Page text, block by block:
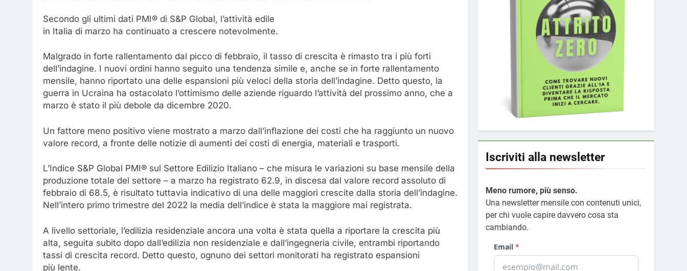
Secondo gli ultimi dati PMI® di S&P Global, l’attività edile
in Italia di marzo ha continuato a crescere notevolmente.
Malgrado in forte rallentamento dal picco di febbraio, il tasso di crescita è rimasto tra i più forti
dell’indagine. I nuovi ordini hanno seguito una tendenza simile e, anche se in forte rallentamento
mensile, hanno riportato una delle espansioni più veloci della storia dell’indagine. Detto questo, la
guerra in Ucraina ha ostacolato l’ottimismo delle aziende riguardo l’attività del prossimo anno, che a
marzo è stato il più debole da dicembre 2020.
Un fattore meno positivo viene mostrato a marzo dall’inflazione dei costi che ha raggiunto un nuovo
valore record, a fronte delle notizie di aumenti dei costi di energia, materiali e trasporti.
L’Indice S&P Global PMI® sul Settore Edilizio Italiano – che misura le variazioni su base mensile della
produzione totale del settore – a marzo ha registrato 62.9, in discesa dal valore record assoluto di
febbraio di 68.5, è risultato tuttavia indicativo di una delle maggiori crescite dalla storia dell’indagine.
Nell’intero primo trimestre del 2022 la media dell’indice è stata la maggiore mai registrata.
A livello settoriale, l’edilizia residenziale ancora una volta è stata quella a riportare la crescita più
alta, seguita subito dopo dall’edilizia non residenziale e dall’ingegneria civile, entrambi riportando
tassi di crescita record. Detto questo, ognuno dei settori monitorati ha registrato espansioni
più lente.
Iscriviti alla newsletter
Meno rumore, più senso.
Una newsletter mensile con contenuti unici,
per chi vuole capire davvero cosa sta
cambiando.